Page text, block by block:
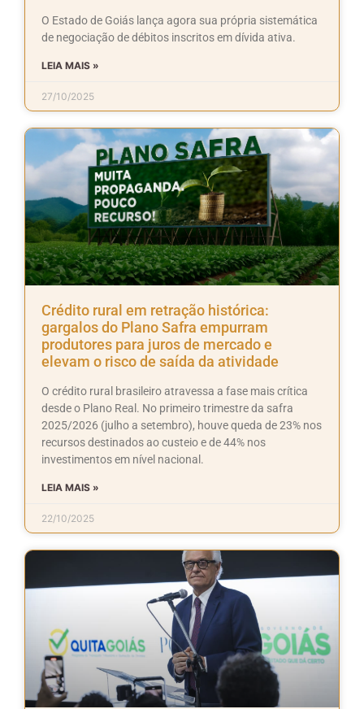
O Estado de Goiás lança agora sua própria sistemática
de negociação de débitos inscritos em dívida ativa.
LEIA MAIS »
27/10/2025
Crédito rural em retração histórica:
gargalos do Plano Safra empurram
produtores para juros de mercado e
elevam o risco de saída da atividade
O crédito rural brasileiro atravessa a fase mais crítica
desde o Plano Real. No primeiro trimestre da safra
2025/2026 (julho a setembro), houve queda de 23% nos
recursos destinados ao custeio e de 44% nos
investimentos em nível nacional.
LEIA MAIS »
22/10/2025